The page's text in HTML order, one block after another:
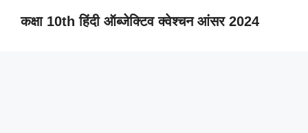
कक्षा 10th हिंदी ऑब्जेक्टिव क्वेश्चन आंसर 2024